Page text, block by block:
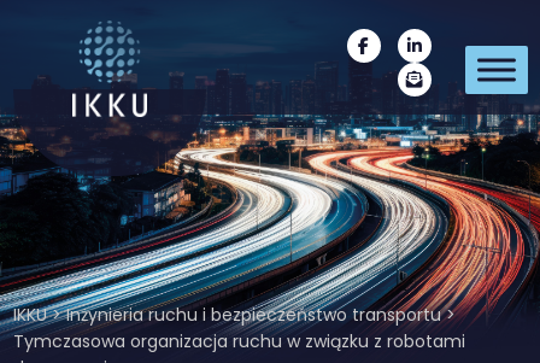
IKKU>Inżynieria ruchu i bezpieczeństwo transportu>
Tymczasowa organizacja ruchu w związku z robotami